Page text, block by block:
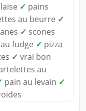
✓ pains
au beurre ✓
✓ scones
fudge ✓ pizza
✓ vrai bon
au
pain au levain ✓